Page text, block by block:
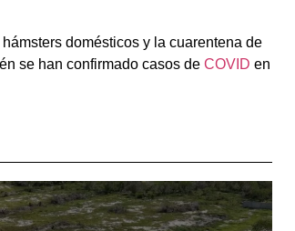
domésticos y la cuarentena de
se han confirmado casos de COVID en